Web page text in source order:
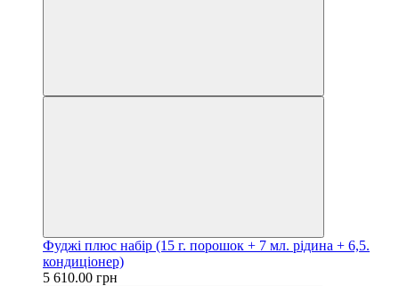
Фуджі плюс набір (15 г. порошок + 7 мл. рідина + 6,5.
кондиціонер)
5 610.00 грн